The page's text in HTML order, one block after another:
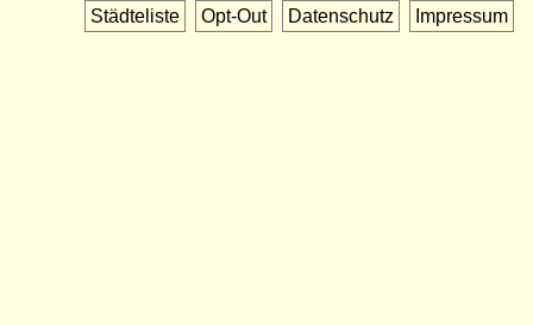
Städteliste Opt-Out Datenschutz Impressum